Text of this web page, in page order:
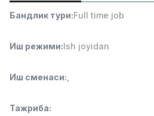
Сотув агенти
7,000,000 - 15,000,000 sum
Ish joyidan
Оператор Колл-маркази
Full time job
Бандлик тури:Full time job
Иш режими:Ish joyidan
Иш сменаси:
Тажриба: